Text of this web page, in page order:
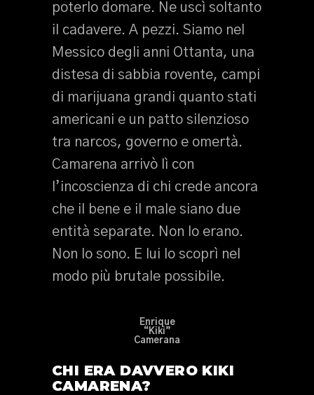
poterlo domare. Ne uscì soltanto
il cadavere. A pezzi. Siamo nel
Messico degli anni Ottanta, una
distesa di sabbia rovente, campi
di marijuana grandi quanto stati
americani e un patto silenzioso
tra narcos, governo e omertà.
Camarena arrivò lì con
l’incoscienza di chi crede ancora
che il bene e il male siano due
entità separate. Non lo erano.
Non lo sono. E lui lo scoprì nel
modo più brutale possibile.
Enrique
“Kiki”
Camerana
CHI ERA DAVVERO KIKI
CAMARENA?